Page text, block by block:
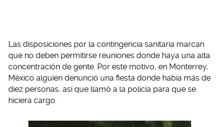
Las disposiciones por la contingencia sanitaria marcan
que no deben permitirse reuniones donde haya una alta
concentración de gente. Por este motivo, en Monterrey,
México alguien denunció una fiesta donde había más de
diez personas, así que llamó a la policía para que se
hiciera cargo.